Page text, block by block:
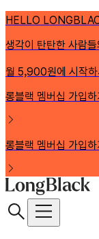
HELLO
생각이 탄탄한 사람
월 5,900원에 시작
롱블랙 멤버십 가입하
롱블랙 멤버십 가입하